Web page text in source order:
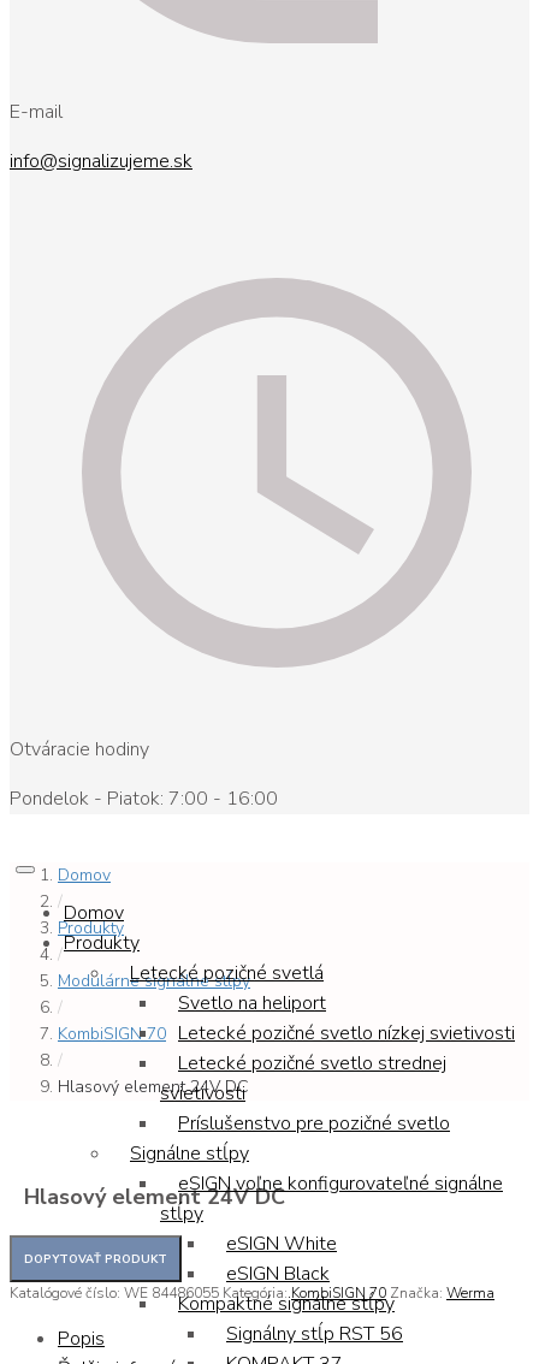
E-mail
info@signalizujeme.sk
Otváracie hodiny
Pondelok - Piatok: 7:00 - 16:00
Domov
Produkty
Letecké pozičné svetlá
Svetlo na heliport
Letecké pozičné svetlo nízkej svietivosti
Letecké pozičné svetlo strednej
svietivosti
Príslušenstvo pre pozičné svetlo
Signálne stĺpy
eSIGN voľne konfigurovateľné signálne
stĺpy
eSIGN White
eSIGN Black
Kompaktné signálne stĺpy
Signálny stĺp RST 56
Domov
/
Produkty
/
Modulárne signálne stĺpy
/
KombiSIGN 70
/
Hlasový element 24V DC
Hlasový element 24V DC
Katalógové číslo: WE 84486055 Kategória:KombiSIGN 70 Značka: Werma
Popis